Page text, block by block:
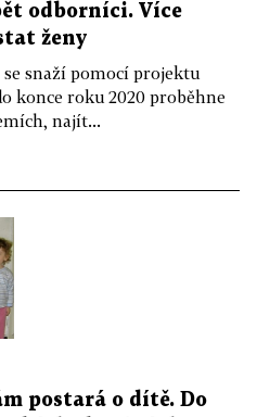
odborníci. Více
ženy
snaží pomocí projektu
konce roku 2020 proběhne
najít...
postará o dítě. Do